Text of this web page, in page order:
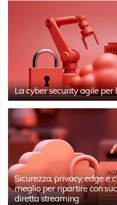
La cyber security agile per
Sicurezza, privacy, edge e
meglio per ripartire con
diretta streaming